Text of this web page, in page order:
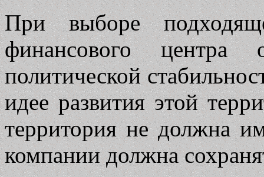
При выборе
финансового
политической
идее развития этой
территория не должна
компании должна